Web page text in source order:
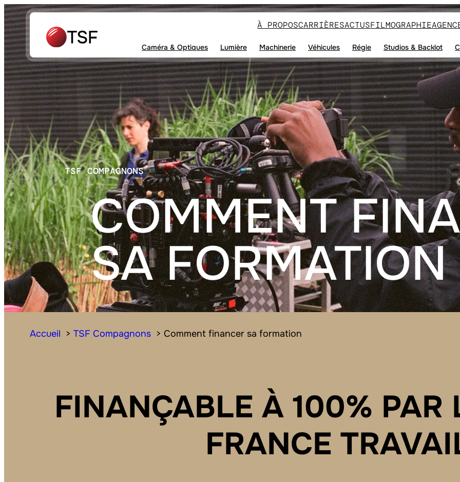
Aller
au
contenu
À PROPOSCARRIÈRESACTUSFILMOGRAPHIE
Caméra & Optiques Lumière Machinerie Véhicules Régie Studios & Backlot
TSF COMPAGNONS
COMMENT
SA FORMATION
Accueil TSF Compagnons Comment financer sa formation
FINANÇABLE À 100% PAR
FRANCE TRAVAI